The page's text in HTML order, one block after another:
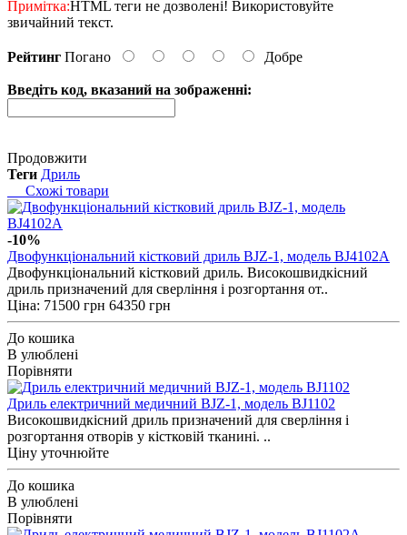
Примітка:HTML теги не дозволені! Використовуйте
звичайний текст.
Рейтинг Погано Добре
Введіть код, вказаний на зображенні:
Продовжити
Теги Дриль
Схожі товари
-10%
Двофункціональний кістковий дриль BJZ-1, модель BJ4102A
Двофункціональний кістковий дриль. Високошвидкісний
дриль призначений для сверління і розгортання от..
Ціна: 71500 грн 64350 грн
До кошика
В улюблені
Порівняти
Дриль електричний медичний BJZ-1, модель BJ1102
Високошвидкісний дриль призначений для сверління і
розгортання отворів у кістковій тканині. ..
Ціну уточнюйте
До кошика
В улюблені
Порівняти